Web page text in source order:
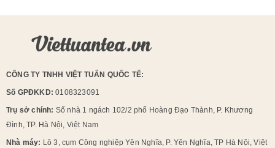
CÔNG TY TNHH VIỆT TUẤN QUỐC TẾ:
Số GPĐKKD: 0108323091
Trụ sở chính: Số nhà 1 ngách 102/2 phố Hoàng Đạo Thành, P. Khương
Đình, TP. Hà Nội, Việt Nam
Nhà máy: Lô 3, cụm Công nghiệp Yên Nghĩa, P. Yên Nghĩa, TP Hà Nội, Việt